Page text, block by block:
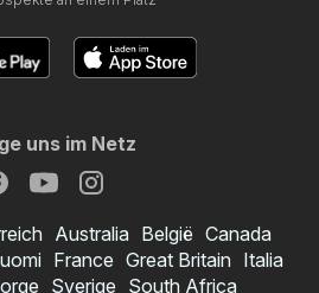
uns im Netz
Australia België Canada
France Great Britain Italia
Sverige South Africa